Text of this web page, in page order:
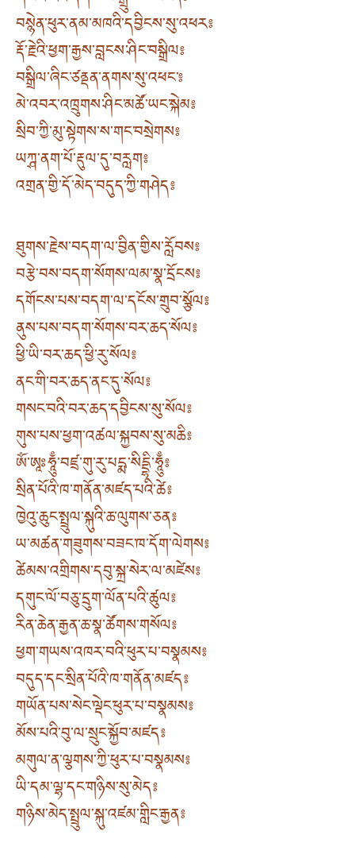
བསྙེན་ཕུར་ནམ་མཁའི་དབྱིངས་སུ་འཕར༔
རྡོ་རྗེའི་ཕྱག་རྒྱས་བླངས་ཤིང་བསྒྲིལ༔
བསྒྲིལ་ཞིང་ཙནྡན་ནགས་སུ་འཕང་༔
མེ་འབར་འཁྲུགས་ཤིང་མཚོ་ཡང་སྐེམ༔
སྲིབ་ཀྱི་མུ་སྟེགས་ས་གང་བསྲེགས༔
ཡཀྴ་ནག་པོ་རྡུལ་དུ་བརླག༔
འགྲན་གྱི་དོ་མེད་བདུད་ཀྱི་གཤེད༔
ཐུགས་རྗེས་བདག་ལ་བྱིན་གྱིས་རློབས༔
བརྩེ་བས་བདག་སོགས་ལམ་སྣ་དྲོངས༔
དགོངས་པས་བདག་ལ་དངོས་གྲུབ་སྩོལ༔
ནུས་པས་བདག་སོགས་བར་ཆད་སོལ༔
ཕྱི་ཡི་བར་ཆད་ཕྱི་རུ་སོལ༔
ནང་གི་བར་ཆད་ནང་དུ་སོལ༔
གསང་བའི་བར་ཆད་དབྱིངས་སུ་སོལ༔
གུས་པས་ཕྱག་འཚལ་སྐྱབས་སུ་མཆི༔
ཨོཾ་ཨཱཿཧཱུྃ་བཛྲ་གུ་རུ་པདྨ་སིདྡྷི་ཧཱུྃ༔
སྲིན་པོའི་ཁ་གནོན་མཛད་པའི་ཚེ༔
ཁྱེའུ་ཆུང་སྤྲུལ་སྐུའི་ཆ་ལུགས་ཅན༔
ཡ་མཚན་གཟུགས་བཟང་ཁ་དོག་ལེགས༔
ཚེམས་འགྲིགས་དབུ་སྐྲ་སེར་ལ་མཛེས༔
དགུང་ལོ་བཅུ་དྲུག་ལོན་པའི་ཚུལ༔
རིན་ཆེན་རྒྱན་ཆ་སྣ་ཚོགས་གསོལ༔
ཕྱག་གཡས་འཁར་བའི་ཕུར་པ་བསྣམས༔
བདུད་དང་སྲིན་པོའི་ཁ་གནོན་མཛད༔
གཡོན་པས་སེང་ལྡེང་ཕུར་པ་བསྣམས༔
མོས་པའི་བུ་ལ་སྲུང་སྐྱོབ་མཛད༔
མགུལ་ན་ལྕགས་ཀྱི་ཕུར་པ་བསྣམས༔
ཡི་དམ་ལྷ་དང་གཉིས་སུ་མེད༔
གཉིས་མེད་སྤྲུལ་སྐུ་འཛམ་གླིང་རྒྱན༔